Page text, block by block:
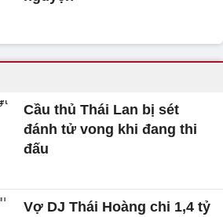
Cầu thủ Thái Lan bị sét
đánh tử vong khi đang thi
đấu
Vợ DJ Thái Hoàng chi 1,4 tỷ